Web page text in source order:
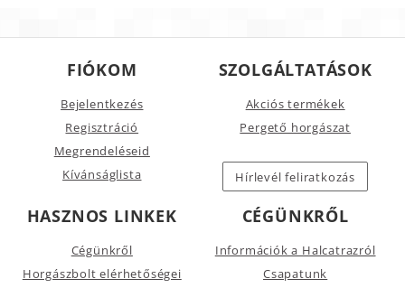
FIÓKOM
Bejelentkezés
Regisztráció
Megrendeléseid
Kívánságlista
SZOLGÁLTATÁSOK
Akciós termékek
Pergető horgászat
Hírlevél feliratkozás
HASZNOS LINKEK
Cégünkről
Horgászbolt elérhetőségei
CÉGÜNKRŐL
Információk a Halcatrazról
Csapatunk